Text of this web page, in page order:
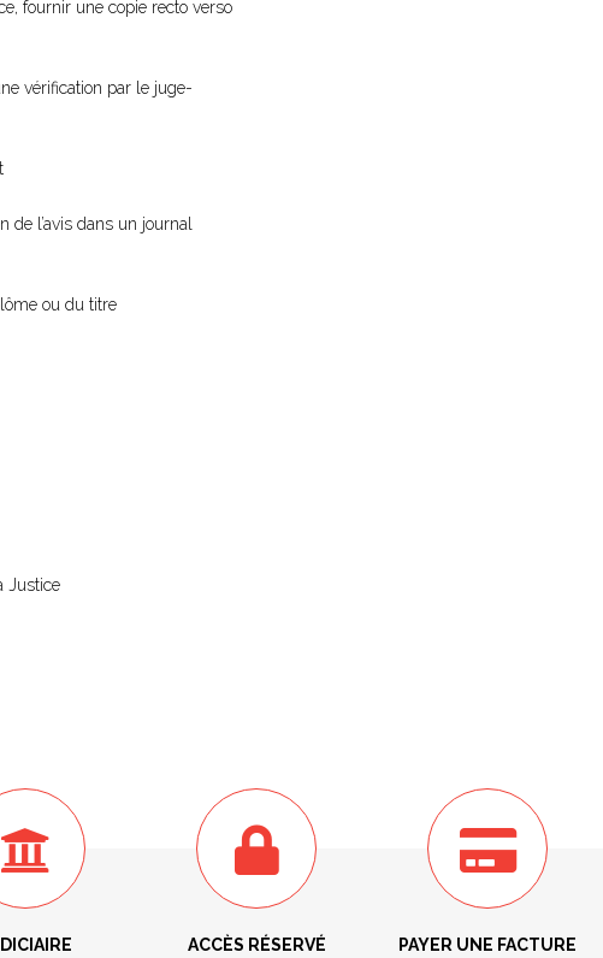
fournir une copie recto verso
vérification par le juge-
de l’avis dans un journal
ou du titre
Justice
ACCÈS RÉSERVÉ PAYER UNE FACTURE